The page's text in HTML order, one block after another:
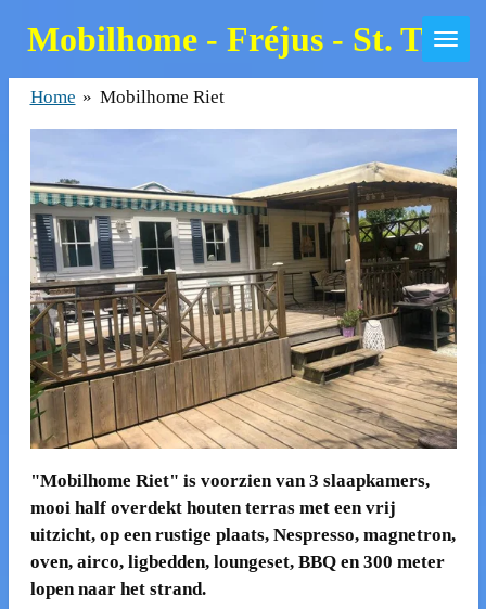
Zum
Hauptinhalt
springen
Mobilhome - Fréjus - St.
Home » Mobilhome Riet
"Mobilhome Riet" is voorzien van 3 slaapkamers,
mooi half overdekt houten terras met een vrij
uitzicht, op een rustige plaats, Nespresso, magnetron,
oven, airco, ligbedden, loungeset, BBQ en 300 meter
lopen naar het strand.